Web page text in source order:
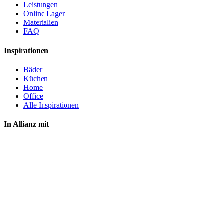
Leistungen
Online Lager
Materialien
FAQ
Inspirationen
Bäder
Küchen
Home
Office
Alle Inspirationen
In Allianz mit